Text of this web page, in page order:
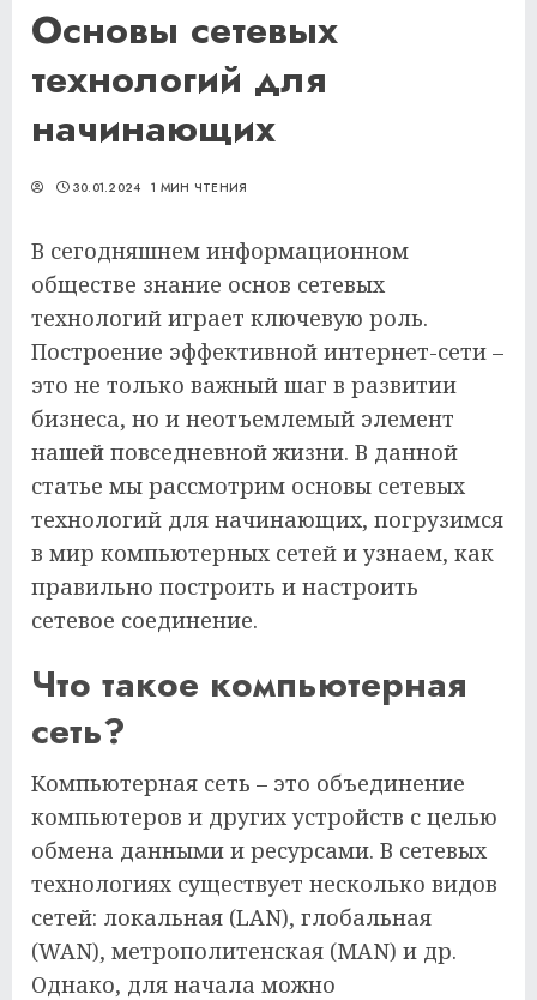
Основы сетевых
технологий для
начинающих
30.01.2024 1 МИН ЧТЕНИЯ
В сегодняшнем информационном
обществе знание основ сетевых
технологий играет ключевую роль.
Построение эффективной интернет-сети –
это не только важный шаг в развитии
бизнеса, но и неотъемлемый элемент
нашей повседневной жизни. В данной
статье мы рассмотрим основы сетевых
технологий для начинающих, погрузимся
в мир компьютерных сетей и узнаем, как
правильно построить и настроить
сетевое соединение.
Что такое компьютерная
сеть?
Компьютерная сеть – это объединение
компьютеров и других устройств с целью
обмена данными и ресурсами. В сетевых
технологиях существует несколько видов
сетей: локальная (LAN), глобальная
(WAN), метрополитенская (MAN) и др.
Однако, для начала можно